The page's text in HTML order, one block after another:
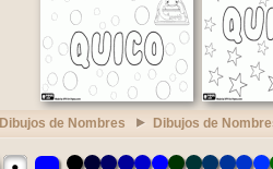
Dibujos de Nombres Dibujos de